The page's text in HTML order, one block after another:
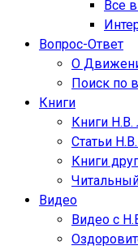
Все
Вопрос-Ответ
О
Поиск по
Книги
Книги
Статьи
Книги
Видео
Видео с